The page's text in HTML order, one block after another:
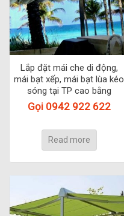
Lắp đặt mái che di động,
mái bạt xếp, mái bạt lùa kéo
sóng tại TP cao bằng
Gọi 0942 922 622
Read more